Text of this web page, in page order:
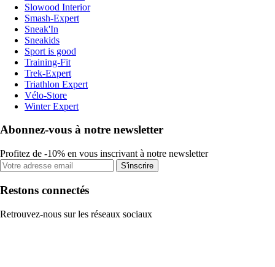
Slowood Interior
Smash-Expert
Sneak'In
Sneakids
Sport is good
Training-Fit
Trek-Expert
Triathlon Expert
Vélo-Store
Winter Expert
Abonnez-vous à notre newsletter
Profitez de -10% en vous inscrivant à notre newsletter
S'inscrire
Restons connectés
Retrouvez-nous sur les réseaux sociaux